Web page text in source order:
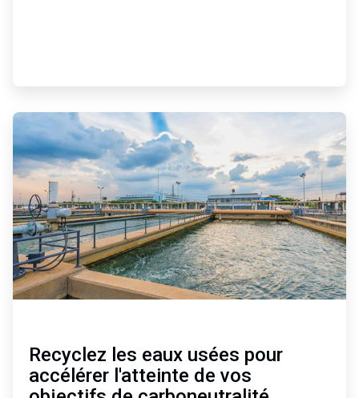
ArticleTile
3
de
3
Recyclez les eaux usées pour
accélérer l'atteinte de vos